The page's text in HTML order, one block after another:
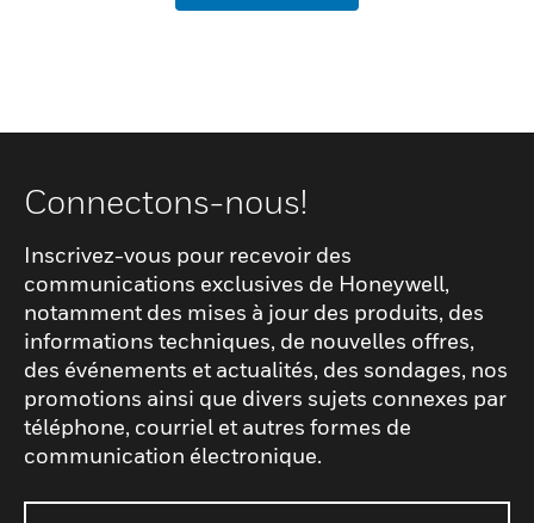
Connectons-nous!
Inscrivez-vous pour recevoir des
communications exclusives de Honeywell,
notamment des mises à jour des produits, des
informations techniques, de nouvelles offres,
des événements et actualités, des sondages, nos
promotions ainsi que divers sujets connexes par
téléphone, courriel et autres formes de
communication électronique.